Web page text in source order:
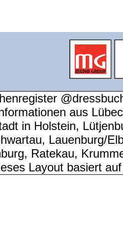
aus
in Holstein,
Lauenburg/
Ratekau,
Layout basiert